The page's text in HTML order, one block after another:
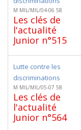
M MIL/MIL/04-06 58
Les clés de
l'actualité
Junior n°515
Lutte contre les
discriminations
M MIL/MIL/05-07 58
Les clés de
l'actualité
Junior n°564